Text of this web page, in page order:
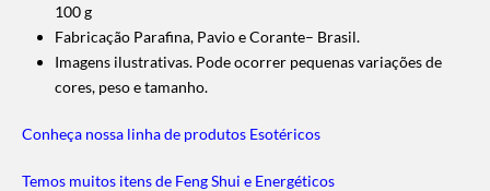
100 g
Fabricação Parafina, Pavio e Corante– Brasil.
Imagens ilustrativas. Pode ocorrer pequenas variações de
cores, peso e tamanho.
Conheça nossa linha de produtos Esotéricos
Temos muitos itens de Feng Shui e Energéticos